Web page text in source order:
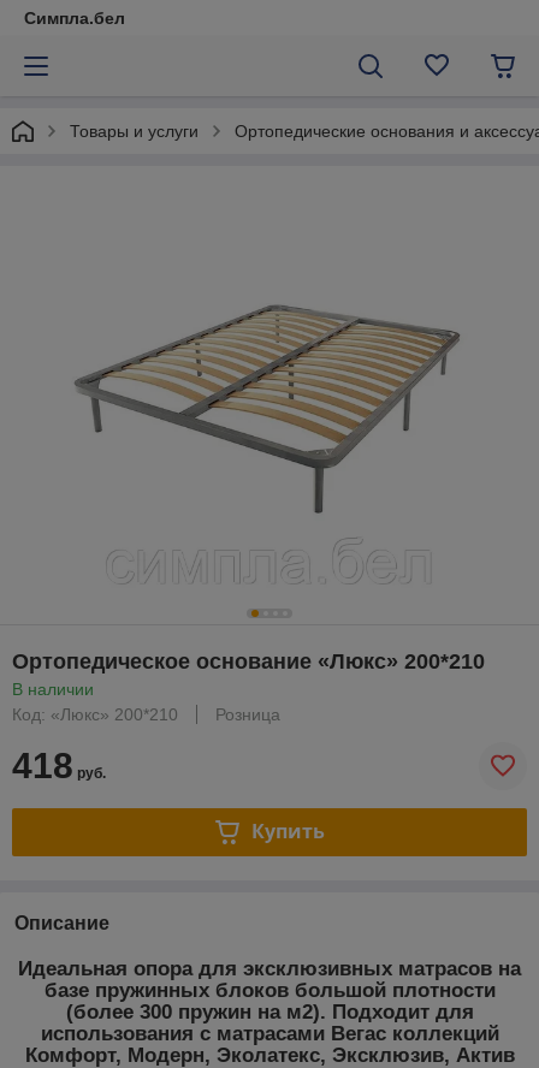
Симпла.бел
Товары и услуги Ортопедические основания и
Ортопедическое основание «Люкс» 200*210
В наличии
Код: «Люкс» 200*210
Розница
418 руб.
Купить
Описание
Идеальная опора для эксклюзивных матрасов на
базе пружинных блоков большой плотности
(более 300 пружин на м2). Подходит для
использования с матрасами Вегас коллекций
Комфорт, Модерн, Эколатекс, Эксклюзив, Актив